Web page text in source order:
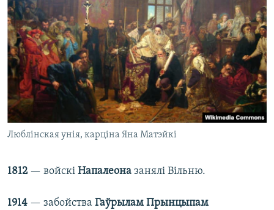
Люблінская унія, карціна Яна Матэйкі
1812 — войскі Напалеона занялі Вільню.
1914 — забойства Гаўрылам Прынцыпам